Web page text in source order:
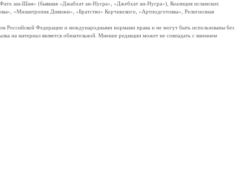
аш-Шам» (бывшая «Джабхат ан-Нусра», «Джебхат ан-Нусра»), Коалиция исламских
«Мизантропик Дивижн», «Братство» Корчинского, «Артподготовка», Религиозная
Российской Федерации и международными нормами права и не могут быть использованы без
на материал является обязательной. Мнение редакции может не совпадать с мнением